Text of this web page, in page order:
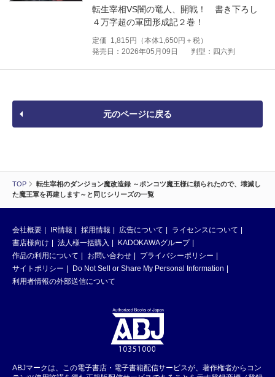
TOP
転生宰相のダンジョン魔改造録 ～ポンコツ魔王様に頼られたので、壊滅し
た魔王軍を再建します～と同じシリーズの一覧
転生宰相VS闇の竜人、開戦！ 書き下ろし
４万字超の軍団形成記２巻！
定価 1,815 円（本体1,650円＋税）
発売日：2026年05月09日
判型：四六判
元のページに戻る
会社概要 IR情報 採用情報 広告について
ライセンスについて
書店様向け
法人様一括購入
KADOKAWAグループ
作品の利用について
お問い合わせ
プライバシーポリシー
サイトポリシー
Do Not Sell or Share My Personal Information
利用者情報の外部送信について
ABJマークは、この電子書店・電子書籍配信サービスが、著作権者からコン